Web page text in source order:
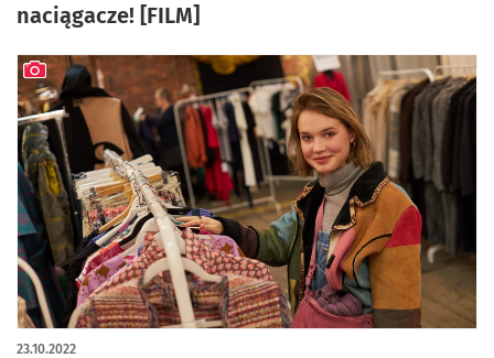
naciągacze! [FILM]
23.10.2022
artykuł z galerią zdjęć